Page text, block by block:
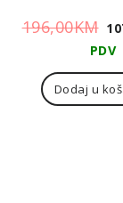
196,00KM
je:
PDV
Dodaj u